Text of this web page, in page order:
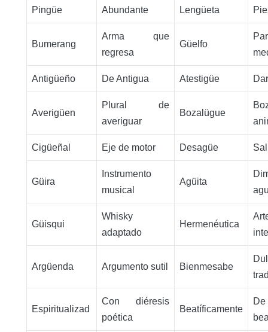
Pingüe Abundante Lengüeta
Bumerang
Arma que
regresa
Güelfo
Antigüeño De Antigua Atestigüe
Averigüen
Plural de
averiguar
Bozalügue
Cigüeñal Eje de motor Desagüe
Güira
Instrumento
musical
Agüita
Güisqui
Whisky
adaptado
Hermenéutica
Argüenda Argumento sutil Bienmesabe
Espiritualizad
Con diéresis
poética
Beatíficamente